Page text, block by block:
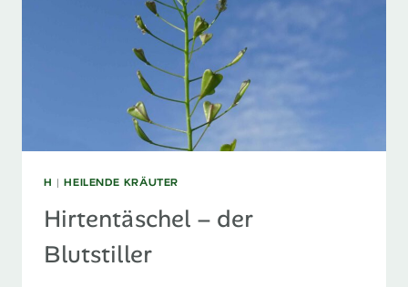
H |HEILENDE KRÄUTER
Hirtentäschel – der
Blutstiller